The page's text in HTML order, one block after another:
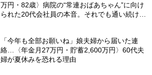
万円・82歳〉病院の“常連おばあちゃん”に向け
られた20代会社員の本音。それでも通い続ける
「今年も全部お願いね」娘夫婦から届いた連
絡…〈年金月27万円・貯蓄2,600万円〉60代夫
婦が夏休みを恐れる理由